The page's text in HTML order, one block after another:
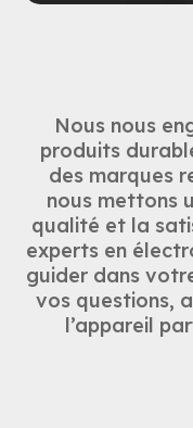
Nous nous
produits
des marques
nous mettons
qualité et la
experts en
guider dans
vos questions,
l’appareil